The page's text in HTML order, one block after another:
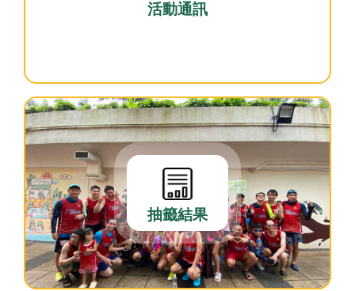
活動通訊
抽籤結果